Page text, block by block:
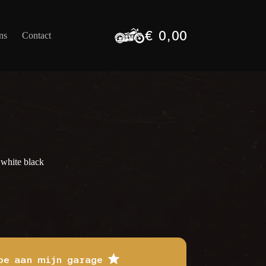
Contact Winkelwagen
€0,00
black
aan mijn garage